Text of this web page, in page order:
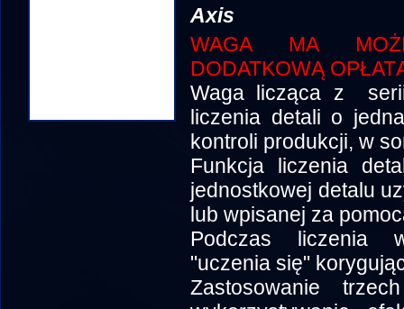
Axis
WAGA MA
DODATKOWĄ
Waga licząca z
liczenia detali o
kontroli produkcji, w
Funkcja liczenia
jednostkowej detalu
lub wpisanej za
Podczas liczenia
"uczenia się"
Zastosowanie